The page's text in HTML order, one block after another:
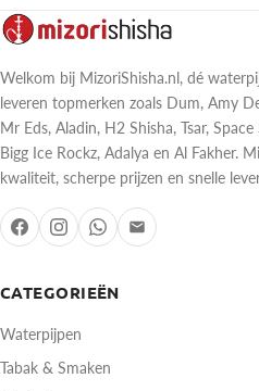
CATEGORIEËN
Waterpijpen
Tabak & Smaken
Welkom bij MizoriShisha.nl, dé
leveren topmerken zoals Dum, Amy
Mr Eds, Aladin, H2 Shisha, Tsar,
Bigg Ice Rockz, Adalya en Al Fakher.
kwaliteit, scherpe prijzen en snelle